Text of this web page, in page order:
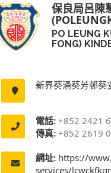
保良局呂陳
PO LEUNG
FONG)
新界葵涌葵芳邨葵
電話: +852 2421
傳真: +852 2619
網址: https://
services/